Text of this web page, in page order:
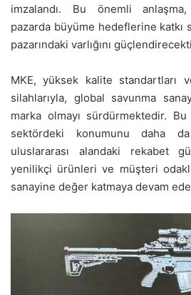
imzalandı. Bu önemli anlaşma,
pazarda büyüme hedeflerine katkı
pazarındaki varlığını
MKE, yüksek kalite standartları
silahlarıyla, global savunma
marka olmayı sürdürmektedir.
sektördeki konumunu daha da
uluslararası alandaki rekabet
yenilikçi ürünleri ve müşteri odaklı
sanayine değer katmaya devam